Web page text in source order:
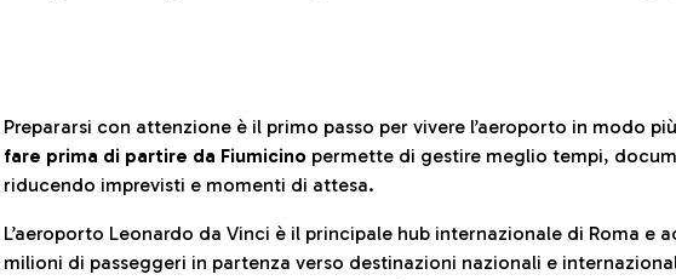
Prepararsi con attenzione è il primo passo per vivere l’aeroporto in modo
fare prima di partire da Fiumicino permette di gestire meglio tempi,
riducendo imprevisti e momenti di attesa.
L’aeroporto Leonardo da Vinci è il principale hub internazionale di Roma e
milioni di passeggeri in partenza verso destinazioni nazionali e